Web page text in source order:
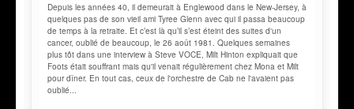
Depuis les années 40, il demeurait à Englewood dans le New-Jersey, à
quelques pas de son vieil ami Tyree Glenn avec qui il passa beaucoup
de temps à la retraite. Et c’est là qu’il s’est éteint des suites d'un
cancer, oublié de beaucoup, le 26 août 1981. Quelques semaines
plus tôt dans une interview à Steve VOCE, Milt Hinton expliquait que
Foots était souffrant mais qu'il venait régulièrement chez Mona et Milt
pour dîner. En tout cas, ceux de l'orchestre de Cab ne l'avaient pas
oublié...